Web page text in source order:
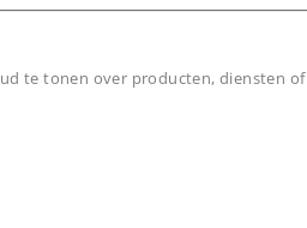
te tonen over producten, diensten of